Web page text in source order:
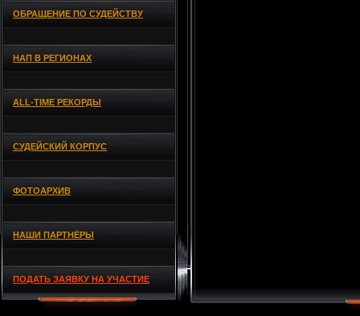
ОБРАЩЕНИЕ ПО СУДЕЙСТВУ
НАП В РЕГИОНАХ
ALL-TIME РЕКОРДЫ
СУДЕЙСКИЙ КОРПУС
ФОТОАРХИВ
НАШИ ПАРТНЁРЫ
ПОДАТЬ ЗАЯВКУ НА УЧАСТИЕ